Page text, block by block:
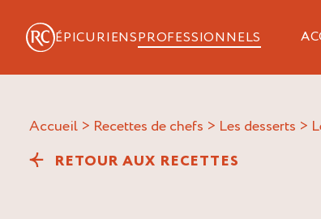
ÉPICURIENSPROFESSIONNELS
Accueil > Recettes de chefs > Les desserts >
RETOUR AUX RECETTES